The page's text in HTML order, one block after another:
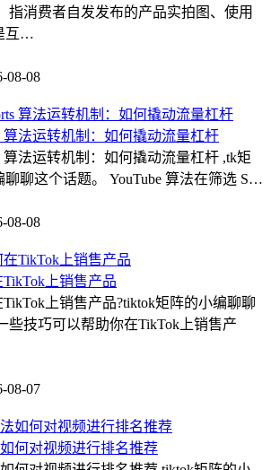
指消费者自发发布的产品实拍图、使用
互…
08-08
算法运转机制：如何撬动流量杠杆
算法运转机制：如何撬动流量杠杆 ,tk矩
聊聊这个话题。 YouTube 算法在筛选 S…
08-08
上销售产品
上销售产品?tiktok矩阵的小编聊聊
些技巧可以帮助你在TikTok上销售产
08-07
如何对视频进行排名推荐